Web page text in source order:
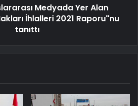
Medyada Yer Alan
İhlalleri 2021 Raporu"nu
tanıttı